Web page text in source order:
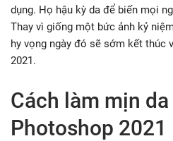
dụng. Họ hậu kỳ da để biến mọi
Thay vì giống một bức ảnh kỷ
hy vọng ngày đó sẽ sớm kết thúc
2021.
Cách làm mịn
Photoshop 2021